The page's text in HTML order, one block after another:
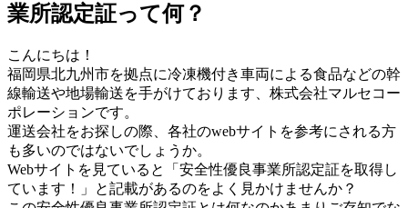
業所認定証って何？
こんにちは！
福岡県北九州市を拠点に冷凍機付き車両による食品などの幹
線輸送や地場輸送を手がけております、株式会社マルセコー
ポレーションです。
運送会社をお探しの際、各社のwebサイトを参考にされる方
も多いのではないでしょうか。
Webサイトを見ていると「安全性優良事業所認定証を取得し
ています！」と記載があるのをよく見かけませんか？